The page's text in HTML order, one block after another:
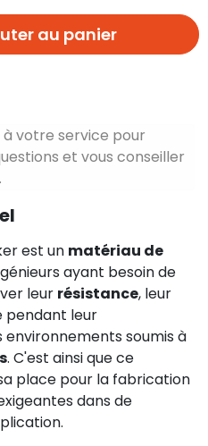
au panier
votre service pour
et vous conseiller
.
est un matériau de
ayant besoin de
leur résistance, leur
pendant leur
soumis à
. C'est ainsi que ce
place pour la fabrication
dans de